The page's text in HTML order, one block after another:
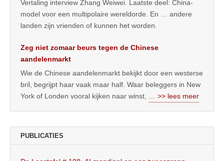
Vertaling interview Zhang Weiwei. Laatste deel: China-
model voor een multipolaire wereldorde. En … andere
landen zijn vrienden of kunnen het worden.
Zeg niet zomaar beurs tegen de Chinese
aandelenmarkt
Wie de Chinese aandelenmarkt bekijkt door een westerse
bril, begrijpt haar vaak maar half. Waar beleggers in New
York of Londen vooral kijken naar winst,
… >> lees meer
PUBLICATIES